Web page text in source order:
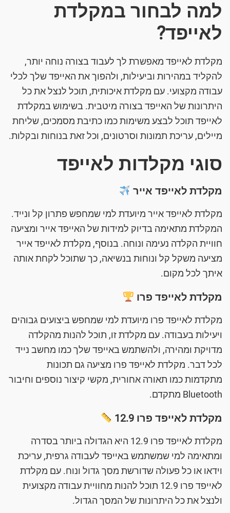
למה לבחור במקלדת
לאייפד?
מקלדת לאייפד מאפשרת לך לעבוד בצורה נוחה יותר,
להקליד במהירות וביעילות, ולהפוך את האייפד שלך לכלי
עבודה מקצועי. עם מקלדת איכותית, תוכל לנצל את כל
היתרונות של האייפד בצורה מיטבית. בשימוש במקלדת
לאייפד תוכל לבצע משימות כמו כתיבת מסמכים, שליחת
מיילים, עריכת תמונות וסרטונים, וכל זאת בנוחות ובקלות.
סוגי מקלדות לאייפד
מקלדת לאייפד אייר
מקלדת לאייפד אייר מיועדת למי שמחפש פתרון קל ונייד.
המקלדת מתאימה בדיוק למידות של האייפד אייר ומציעה
חוויית הקלדה נעימה ונוחה. בנוסף, מקלדת לאייפד אייר
מציעה משקל קל ונוחות בנשיאה, כך שתוכל לקחת אותה
איתך לכל מקום.
מקלדת לאייפד פרו
מקלדת לאייפד פרו מיועדת למי שמחפש ביצועים גבוהים
ויעילות בעבודה. עם מקלדת זו, תוכל להנות מהקלדה
מדויקת ומהירה, ולהשתמש באייפד שלך כמו מחשב נייד
לכל דבר. מקלדת לאייפד פרו מציעה גם תכונות
מתקדמות כמו תאורה אחורית, מקשי קיצור נוספים וחיבור
Bluetooth מתקדם.
מקלדת לאייפד פרו 12.9
מקלדת לאייפד פרו 12.9 היא הגדולה ביותר בסדרה
ומתאימה למי שמשתמש באייפד לעבודה גרפית, עריכת
וידאו או כל פעולה שדורשת מסך גדול ונוח. עם מקלדת
לאייפד פרו 12.9 תוכל להנות מחוויית עבודה מקצועית
ולנצל את כל היתרונות של המסך הגדול.